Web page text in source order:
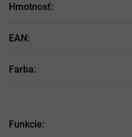
Hmotnosť:
EAN:
Farba:
Funkcie: